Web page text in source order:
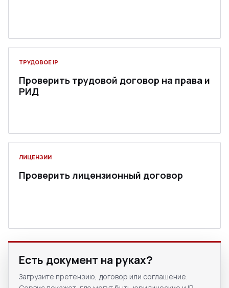
Есть документ на руках?
Загрузите претензию, договор или соглашение.
ТРУДОВОЕ IP
Проверить трудовой договор на права и
РИД
ЛИЦЕНЗИИ
Проверить лицензионный договор